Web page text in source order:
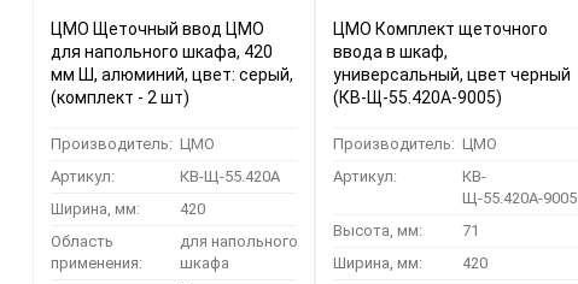
ЦМО Щеточный ввод ЦМО
для напольного шкафа, 420
мм Ш, алюминий, цвет: серый,
(комплект - 2 шт)
Производитель: ЦМО
Артикул:
КВ-Щ-55.420А
Ширина, мм:
420
Область
применения:
для напольного
шкафа
ЦМО Комплект щеточного
ввода в шкаф,
универсальный, цвет черный
(КВ-Щ-55.420А-9005)
Производитель: ЦМО
Артикул:
КВ-
Щ-55.420А-9005
Высота, мм:
71
Ширина, мм:
420